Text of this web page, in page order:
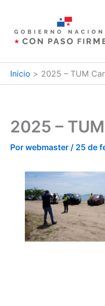
contenido
Inicio 2025 – TUM
2025 –
Por webmaster / 25 de